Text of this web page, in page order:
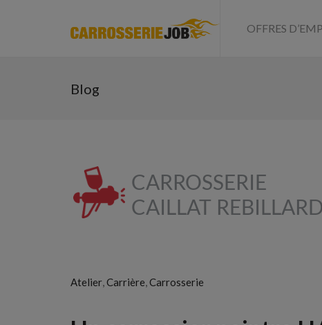
OFFRES
Blog
Atelier Carrière Carrosserie